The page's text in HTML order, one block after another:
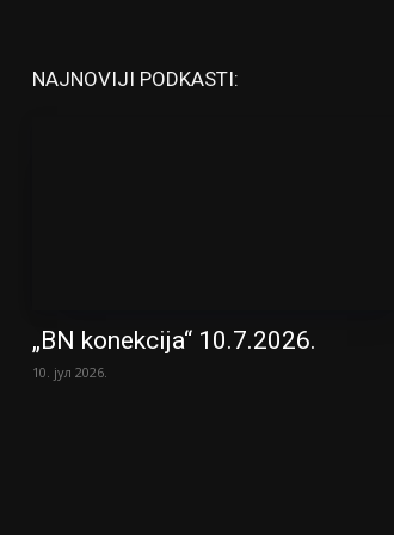
NAJNOVIJI PODKASTI:
„BN konekcija“ 10.7.2026.
10. јул 2026.